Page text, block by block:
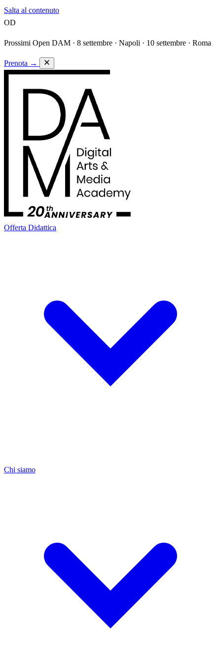
Salta al contenuto
OD
Prossimi Open DAM · 8 settembre · Napoli · 10 settembre · Roma
Prenota →
Offerta Didattica
Chi siamo